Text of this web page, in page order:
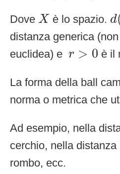
Dove X
X è lo spazio. dd
distanza generica
euclidea) e r > 0
r>0 è il
La forma della ball
norma o metrica che
Ad esempio, nella
cerchio, nella
rombo, ecc.